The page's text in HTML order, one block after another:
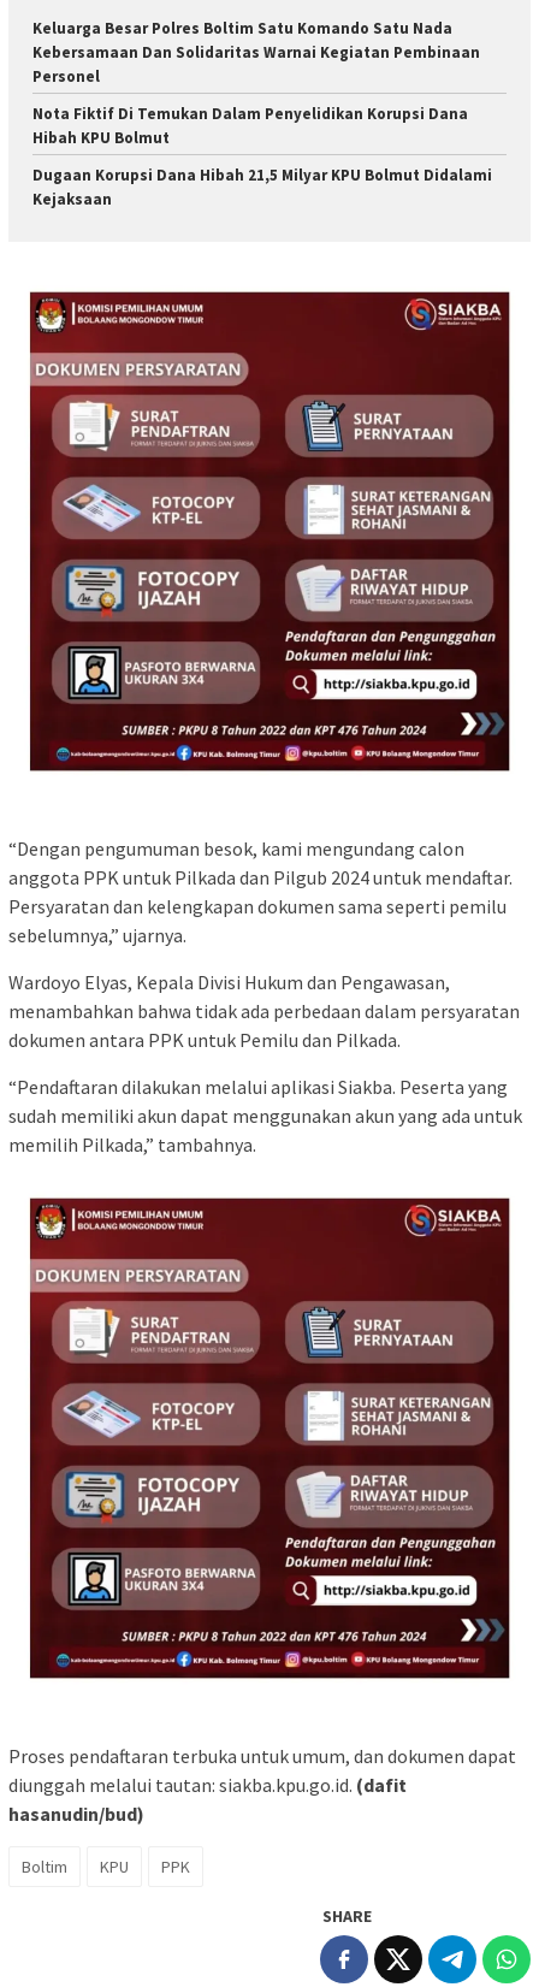
Keluarga Besar Polres Boltim Satu Komando Satu Nada
Kebersamaan Dan Solidaritas Warnai Kegiatan Pembinaan
Personel
Nota Fiktif Di Temukan Dalam Penyelidikan Korupsi Dana
Hibah KPU Bolmut
Dugaan Korupsi Dana Hibah 21,5 Milyar KPU Bolmut Didalami
Kejaksaan
“Dengan pengumuman besok, kami mengundang calon
anggota PPK untuk Pilkada dan Pilgub 2024 untuk mendaftar.
Persyaratan dan kelengkapan dokumen sama seperti pemilu
sebelumnya,” ujarnya.
Wardoyo Elyas, Kepala Divisi Hukum dan Pengawasan,
menambahkan bahwa tidak ada perbedaan dalam persyaratan
dokumen antara PPK untuk Pemilu dan Pilkada.
“Pendaftaran dilakukan melalui aplikasi Siakba. Peserta yang
sudah memiliki akun dapat menggunakan akun yang ada untuk
memilih Pilkada,” tambahnya.
Proses pendaftaran terbuka untuk umum, dan dokumen dapat
diunggah melalui tautan: siakba.kpu.go.id. (dafit
hasanudin/bud)
Boltim KPU PPK
SHARE